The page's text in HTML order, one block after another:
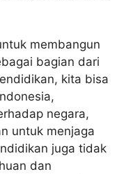
membangun
bagian dari
kita bisa
negara,
untuk menjaga
juga tidak
dan